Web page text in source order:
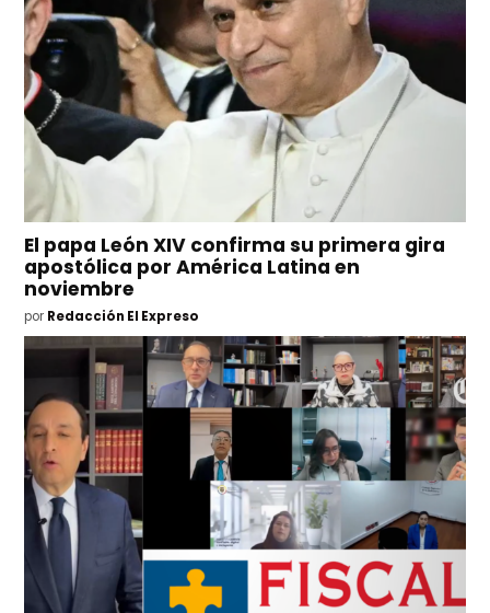
El papa León XIV confirma su primera gira
apostólica por América Latina en
noviembre
por Redacción El Expreso